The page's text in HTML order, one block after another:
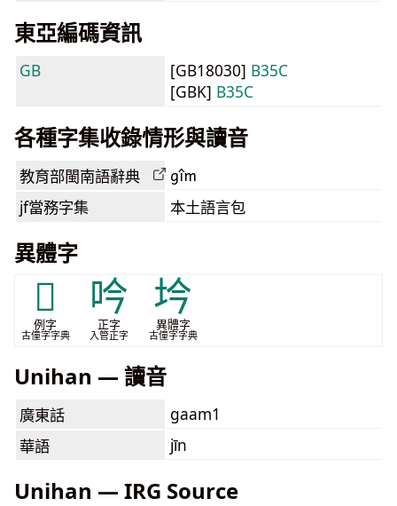
東亞編碼資訊
GB [GB18030] B35C
[GBK] B35C
各種字集收錄情形與讀音
教育部閩南語辭典 gîm
jf當務字集 本土語言包
異體字
𬒞
例字
古僮字字典
吟
正字
入管正字
坅
異體字
古僮字字典
Unihan — 讀音
廣東話
gaam1
華語
jīn
Unihan — IRG Source